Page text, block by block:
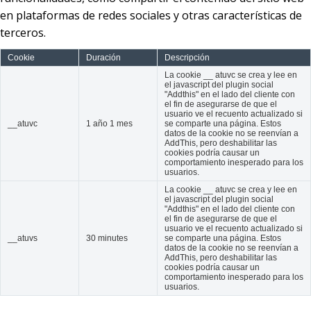
en plataformas de redes sociales y otras características de
terceros.
Cookie Duración Descripción
__atuvc 1 año 1 mes
La cookie __ atuvc se crea y lee en
el javascript del plugin social
"Addthis" en el lado del cliente con
el fin de asegurarse de que el
usuario ve el recuento actualizado si
se comparte una página. Estos
datos de la cookie no se reenvían a
AddThis, pero deshabilitar las
cookies podría causar un
comportamiento inesperado para los
usuarios.
__atuvs 30 minutes
La cookie __ atuvc se crea y lee en
el javascript del plugin social
"Addthis" en el lado del cliente con
el fin de asegurarse de que el
usuario ve el recuento actualizado si
se comparte una página. Estos
datos de la cookie no se reenvían a
AddThis, pero deshabilitar las
cookies podría causar un
comportamiento inesperado para los
usuarios.